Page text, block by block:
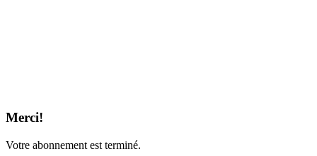
Merci!
Votre abonnement est terminé.